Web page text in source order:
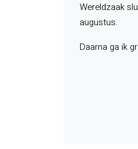
Wereldzaak
augustus.
Daarna ga ik